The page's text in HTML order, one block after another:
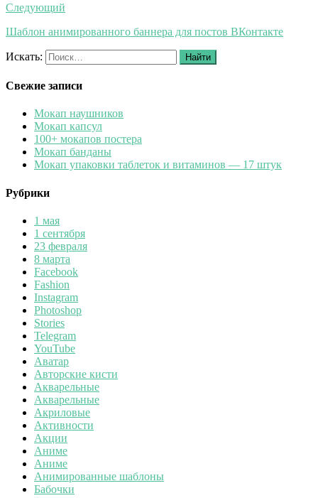
Следующий
Шаблон анимированного баннера для постов ВКонтакте
Искать: Найти
Свежие записи
Мокап наушников
Мокап капсул
100+ мокапов постера
Мокап банданы
Мокап упаковки таблеток и витаминов — 17 штук
Рубрики
1 мая
1 сентября
23 февраля
8 марта
Facebook
Fashion
Instagram
Photoshop
Stories
Telegram
YouTube
Аватар
Авторские кисти
Акварельные
Акварельные
Акриловые
Активности
Акции
Аниме
Аниме
Анимированные шаблоны
Бабочки